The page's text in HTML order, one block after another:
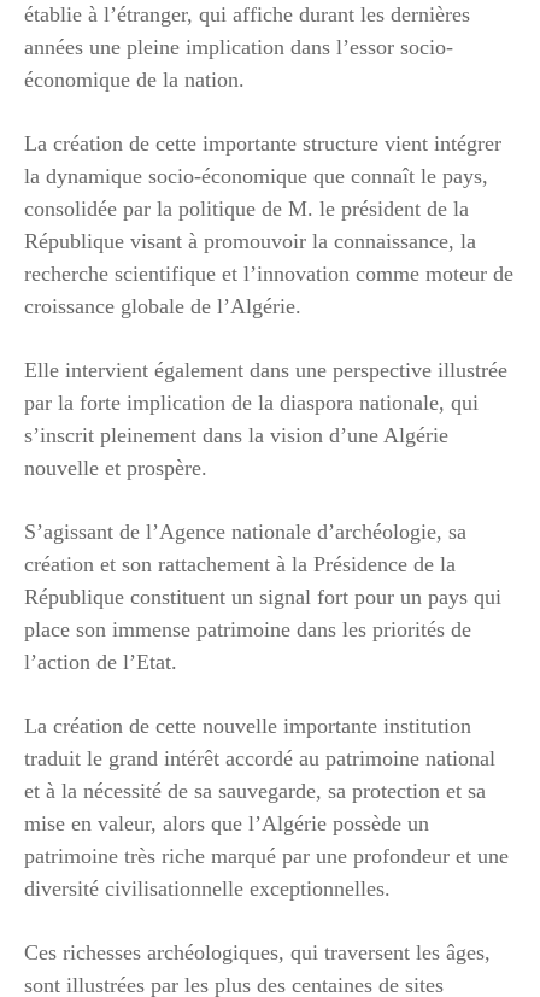
établie à l’étranger, qui affiche durant les dernières
années une pleine implication dans l’essor socio-
économique de la nation.
La création de cette importante structure vient intégrer
la dynamique socio-économique que connaît le pays,
consolidée par la politique de M. le président de la
République visant à promouvoir la connaissance, la
recherche scientifique et l’innovation comme moteur de
croissance globale de l’Algérie.
Elle intervient également dans une perspective illustrée
par la forte implication de la diaspora nationale, qui
s’inscrit pleinement dans la vision d’une Algérie
nouvelle et prospère.
S’agissant de l’Agence nationale d’archéologie, sa
création et son rattachement à la Présidence de la
République constituent un signal fort pour un pays qui
place son immense patrimoine dans les priorités de
l’action de l’Etat.
La création de cette nouvelle importante institution
traduit le grand intérêt accordé au patrimoine national
et à la nécessité de sa sauvegarde, sa protection et sa
mise en valeur, alors que l’Algérie possède un
patrimoine très riche marqué par une profondeur et une
diversité civilisationnelle exceptionnelles.
Ces richesses archéologiques, qui traversent les âges,
sont illustrées par les plus des centaines de sites